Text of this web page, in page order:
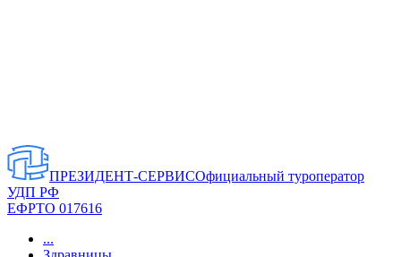
ПРЕЗИДЕНТ-СЕРВИСОфициальный туроператор
УДП РФ
ЕФРТО 017616
...